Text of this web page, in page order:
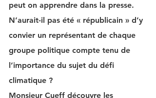
peut on apprendre dans la presse.
N’aurait-il pas été « républicain » d’y
convier un représentant de chaque
groupe politique compte tenu de
l’importance du sujet du défi
climatique ?
Monsieur Cueff découvre les